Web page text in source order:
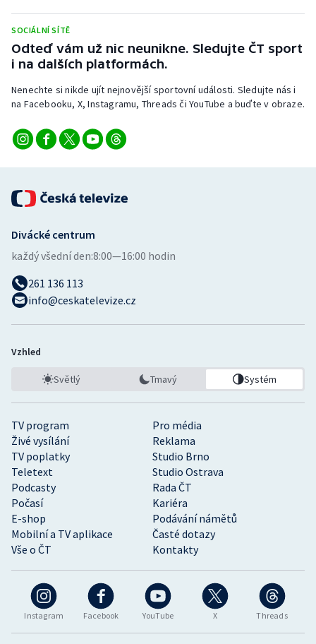
SOCIÁLNÍ SÍTĚ
Odteď vám už nic neunikne. Sledujte ČT sport
i na dalších platformách.
Nenechte si nikde ujít nejnovější sportovní události. Sledujte nás i
na Facebooku, X, Instagramu, Threads či YouTube a buďte v obraze.
Instagram Facebook YouTube X Threads
TV program
Pro média
Živé vysílání
Reklama
TV poplatky
Studio Brno
Teletext
Studio Ostrava
Podcasty
Rada ČT
Počasí
Kariéra
E-shop
Podávání námětů
Mobilní a TV aplikace
Časté dotazy
Vše o ČT
Kontakty
Divácké centrum
každý všední den:8:00—16:00 hodin
261 136 113
info@ceskatelevize.cz
Vzhled
Světlý Tmavý Systém